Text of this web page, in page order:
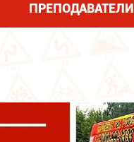
ПРЕПОДАВАТЕЛИ